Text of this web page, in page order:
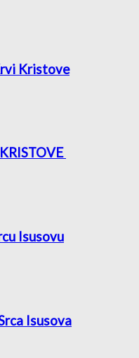
Kristove
Isusovu
Isusova